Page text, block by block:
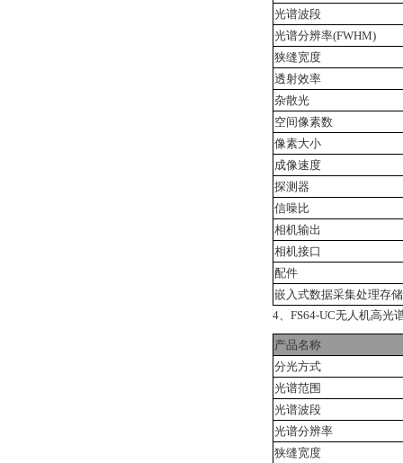
光谱波段
光谱分辨率(FWHM)
狭缝宽度
透射效率
杂散光
空间像素数
像素大小
成像速度
探测器
信噪比
相机输出
相机接口
配件
嵌入式数据采集处理存
4、FS64-UC无人机高光
产品名称
分光方式
光谱范围
光谱波段
光谱分辨率
狭缝宽度